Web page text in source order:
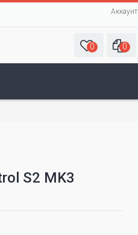
Аккаунт
0 0
S2 MK3